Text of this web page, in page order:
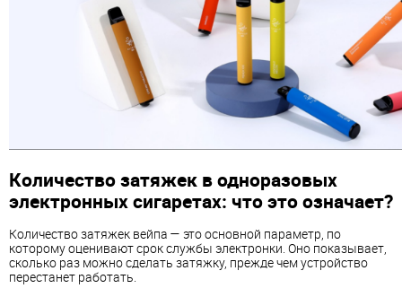
Количество затяжек в одноразовых
электронных сигаретах: что это означает?
Количество затяжек вейпа — это основной параметр, по
которому оценивают срок службы электронки. Оно показывает,
сколько раз можно сделать затяжку, прежде чем устройство
перестанет работать.